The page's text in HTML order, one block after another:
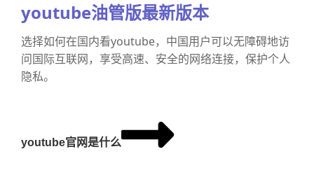
youtube油管版最新版本
选择如何在国内看youtube，中国用户可以无障碍地访
问国际互联网，享受高速、安全的网络连接，保护个人
隐私。
youtube官网是什么